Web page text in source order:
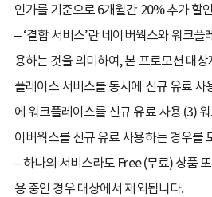
인가를 기준으로 6개월간 20% 추가 할
– ‘결합 서비스’란 네이버웍스와 워크
용하는 것을 의미하여, 본 프로모션 대
플레이스 서비스를 동시에 신규 유료 사
에 워크플레이스를 신규 유료 사용 (3)
이버웍스를 신규 유료 사용하는 경우를
– 하나의 서비스라도 Free (무료) 상품
용 중인 경우 대상에서 제외됩니다.